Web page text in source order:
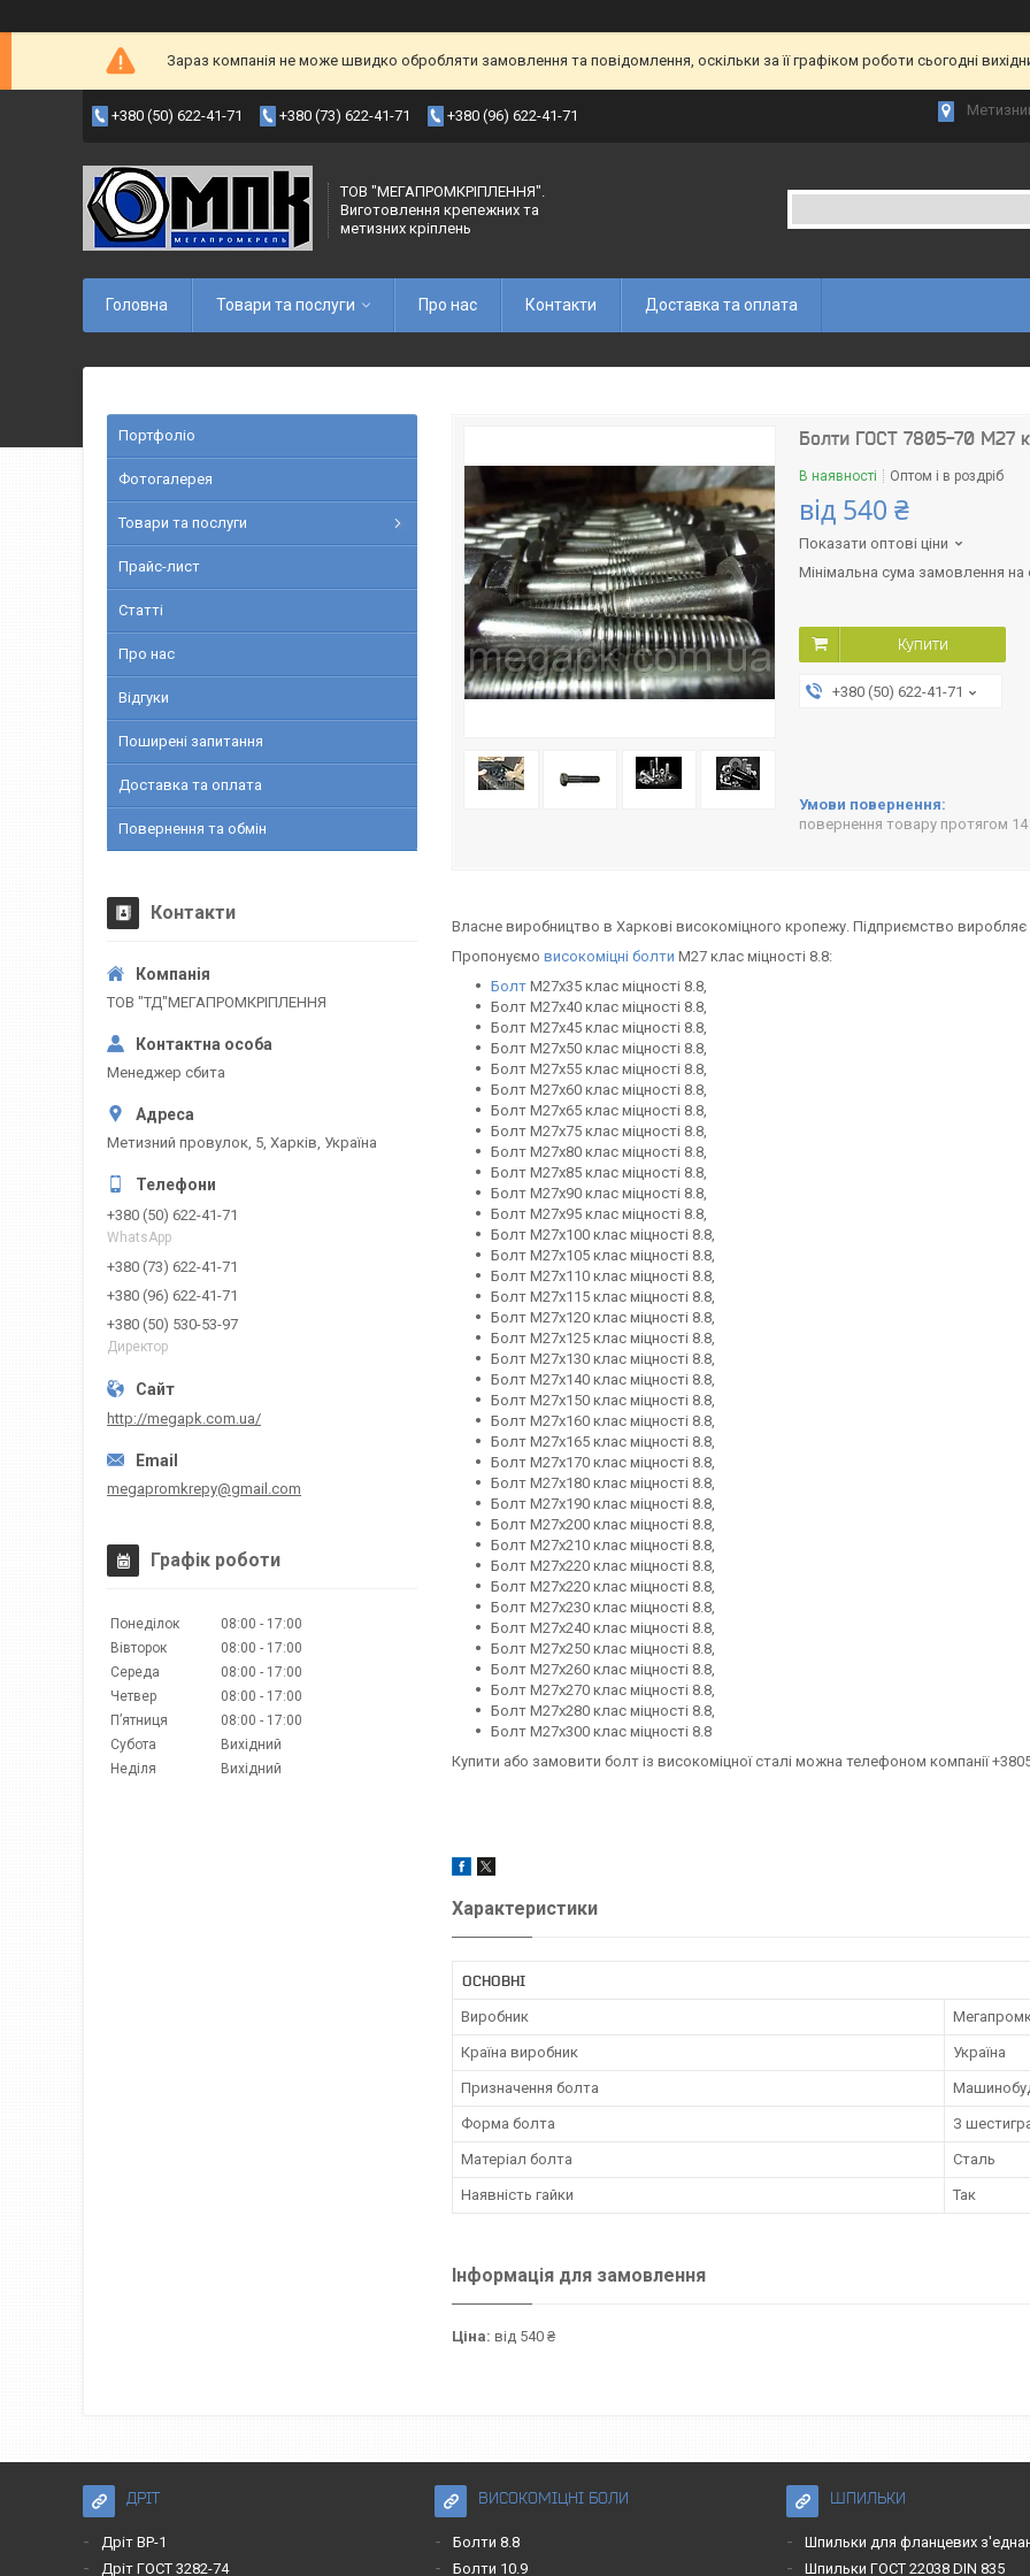
Зараз компанія не може швидко обробляти замовлення та повідомлення, оскільки за її графіком роботи сьогодні
+380 (50) 622-41-71 +380 (73) 622-41-71 +380 (96) 622-41-71
ТОВ "МЕГАПРОМКРІПЛЕННЯ".
Виготовлення крепежних та
метизних кріплень
Головна Товари та послуги Про нас Контакти Доставка та оплата
Болти ГОСТ 7805-70 М27
В наявності Оптом і в роздріб
від 540 ₴
Показати оптові ціни
Мінімальна сума замовлення на
Купити
+380 (50) 622-41-71
повернення товару протягом 14
Власне виробництво в Харкові високоміцного кропежу. Підприємство виробляє
Пропонуємо високоміцні болти М27 клас міцності 8.8:
Болт М27х35 клас міцності 8.8,
Болт М27х40 клас міцності 8.8,
Болт М27х45 клас міцності 8.8,
Болт М27х50 клас міцності 8.8,
Болт М27х55 клас міцності 8.8,
Болт М27х60 клас міцності 8.8,
Болт М27х65 клас міцності 8.8,
Болт М27х75 клас міцності 8.8,
Болт М27х80 клас міцності 8.8,
Болт М27х85 клас міцності 8.8,
Болт М27х90 клас міцності 8.8,
Болт М27х95 клас міцності 8.8,
Болт М27х100 клас міцності 8.8,
Болт М27х105 клас міцності 8.8,
Болт М27х110 клас міцності 8.8,
Болт М27х115 клас міцності 8.8,
Болт М27х120 клас міцності 8.8,
Болт М27х125 клас міцності 8.8,
Болт М27х130 клас міцності 8.8,
Болт М27х140 клас міцності 8.8,
Болт М27х150 клас міцності 8.8,
Болт М27х160 клас міцності 8.8,
Болт М27х165 клас міцності 8.8,
Болт М27х170 клас міцності 8.8,
Болт М27х180 клас міцності 8.8,
Болт М27х190 клас міцності 8.8,
Болт М27х200 клас міцності 8.8,
Болт М27х210 клас міцності 8.8,
Болт М27х220 клас міцності 8.8,
Болт М27х220 клас міцності 8.8,
Болт М27х230 клас міцності 8.8,
Болт М27х240 клас міцності 8.8,
Болт М27х250 клас міцності 8.8,
Болт М27х260 клас міцності 8.8,
Болт М27х270 клас міцності 8.8,
Болт М27х280 клас міцності 8.8,
Болт М27х300 клас міцності 8.8
Купити або замовити болт із високоміцної сталі можна телефоном компанії
Характеристики
ОСНОВНІ
Виробник
Країна виробник Україна
Призначення болта
Форма болта З
Матеріал болта Сталь
Наявність гайки Так
Інформація для замовлення
Ціна: від 540 ₴
Портфоліо
Фотогалерея
Товари та послуги
Прайс-лист
Статті
Про нас
Відгуки
Поширені запитання
Доставка та оплата
Повернення та обмін
Контакти
ТОВ "ТД"МЕГАПРОМКРІПЛЕННЯ
Менеджер сбита
Метизний провулок, 5, Харків, Україна
+380 (50) 622-41-71
WhatsApp
+380 (73) 622-41-71
+380 (96) 622-41-71
+380 (50) 530-53-97
Директор
http://megapk.com.ua/
megapromkrepy@gmail.com
Графік роботи
Понеділок 08:00
17:00
Вівторок
08:00
17:00
Середа
08:00
17:00
Четвер
08:00
17:00
Пʼятниця
08:00
17:00
Субота
Вихідний
Неділя
Вихідний
ДРІТ
Дріт ВР-1
Дріт ГОСТ 3282-74
ВИСОКОМІЦНІ БОЛИ
Болти 8.8
Болти 10.9
ШПИЛЬКИ
Шпильки для фланцевих
Шпильки ГОСТ 22038 DIN 835